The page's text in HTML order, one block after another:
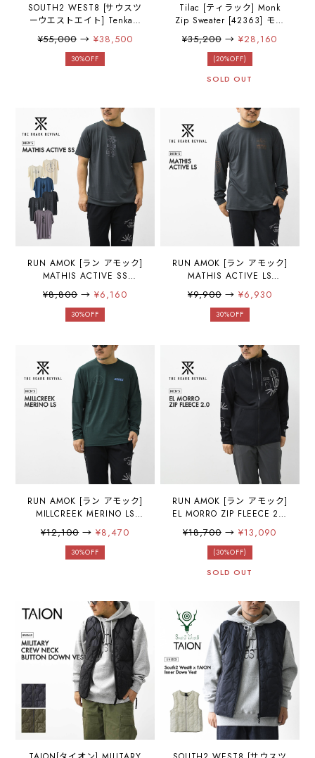
SOUTH2 WEST8 [サウスツ
ーウエストエイト] Tenkara
Vest - Waxed Cotton
[RW560] テンカラベスト-ワ
ックスコットン-・ベスト・
¥55,000→¥38,500
30%OFF
Tilac [ティラック] Monk
Zip Sweater [42363] モン
クジップセーター・フリー
スジャケット・フロントジ
ップ・保温性・軽量・防寒
ンプ・シンプル・チェコ・
¥35,200→ ¥28,160
(20%OFF)
SOLD OUT
RUN AMOK [ラン アモック]
MATHIS ACTIVE SS
[RK457] マシス アクティブ
ショートスリーブ・半袖・
半袖Tシャツ・トレイル・キ
[2025AW]
¥8,800→¥6,160
30%OFF
RUN AMOK [ラン アモック]
MATHIS ACTIVE LS
[RK456] マシス アクティブ
ロングスリーブ・長袖・ロ
ンT・トレイル・キャンプ・
¥9,900→ ¥6,930
30%OFF
RUN AMOK [ラン アモック]
MILLCREEK MERINO LS
[RK437] ミルクリークメリ
ノ LS・長袖・ロンT・トレ
イル・キャンプ・ランニン
¥12,100→¥8,470
30%OFF
RUN AMOK [ラン アモック]
EL MORRO ZIP FLEECE 2.0
[RF374] エルモロ ジップフ
リース 2.0・アウター・フリ
ースパーカー・フードパー
プ・ランニング・アクティ
¥18,700→ ¥13,090
(30%OFF)
SOLD OUT